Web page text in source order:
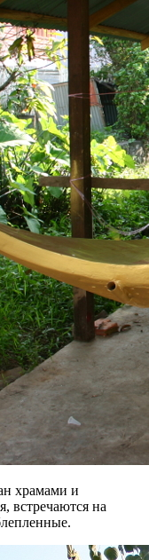
храмами и
встречаются на